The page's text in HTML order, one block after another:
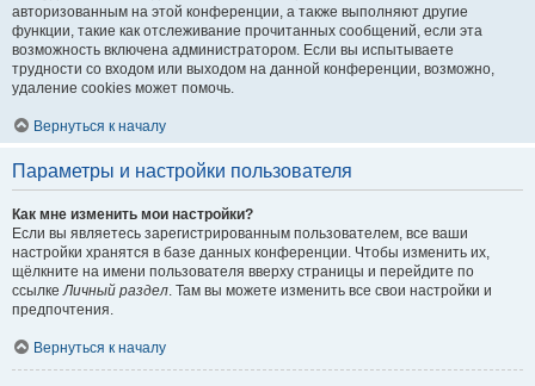
авторизованным на этой конференции, а также выполняют другие
функции, такие как отслеживание прочитанных сообщений, если эта
возможность включена администратором. Если вы испытываете
трудности со входом или выходом на данной конференции, возможно,
удаление cookies может помочь.
Вернуться к началу
Параметры и настройки пользователя
Как мне изменить мои настройки?
Если вы являетесь зарегистрированным пользователем, все ваши
настройки хранятся в базе данных конференции. Чтобы изменить их,
щёлкните на имени пользователя вверху страницы и перейдите по
ссылкеЛичный раздел. Там вы можете изменить все свои настройки и
предпочтения.
Вернуться к началу